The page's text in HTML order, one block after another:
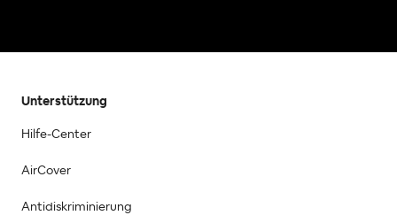
Unterstützung
Hilfe-Center
AirCover
Antidiskriminierung